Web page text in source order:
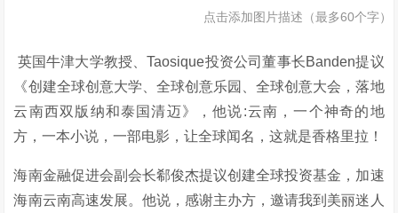
点击添加图片描述（最多60个字）
英国牛津大学教授、Taosique投资公司董事长Banden提议
《创建全球创意大学、全球创意乐园、全球创意大会，落地
云南西双版纳和泰国清迈》，他说:云南，一个神奇的地
方，一本小说，一部电影，让全球闻名，这就是香格里拉！
海南金融促进会副会长郗俊杰提议创建全球投资基金，加速
海南云南高速发展。他说，感谢主办方，邀请我到美丽迷人